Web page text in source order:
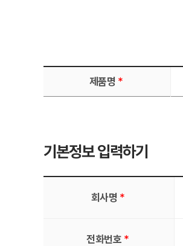
제품명 *
기본정보 입력하기
회사명 *
전화번호 *